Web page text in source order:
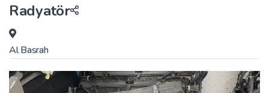
Radyatör
Al Basrah